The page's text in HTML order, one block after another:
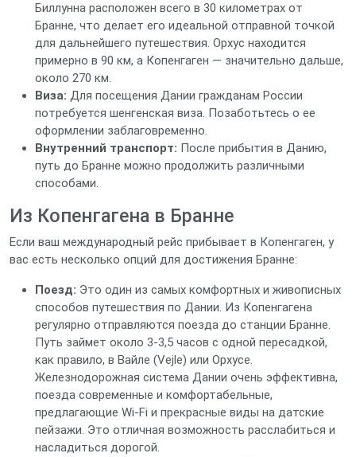
Биллунна расположен всего в 30 километрах от
Бранне, что делает его идеальной отправной точкой
для дальнейшего путешествия. Орхус находится
примерно в 90 км, а Копенгаген — значительно дальше,
около 270 км.
Виза: Для посещения Дании гражданам России
потребуется шенгенская виза. Позаботьтесь о ее
оформлении заблаговременно.
Внутренний транспорт: После прибытия в Данию,
путь до Бранне можно продолжить различными
способами.
Из Копенгагена в Бранне
Если ваш международный рейс прибывает в Копенгаген, у
вас есть несколько опций для достижения Бранне:
Поезд: Это один из самых комфортных и живописных
способов путешествия по Дании. Из Копенгагена
регулярно отправляются поезда до станции Бранне.
Путь займет около 3-3,5 часов с одной пересадкой,
как правило, в Вайле (Vejle) или Орхусе.
Железнодорожная система Дании очень эффективна,
поезда современные и комфортабельные,
предлагающие Wi-Fi и прекрасные виды на датские
пейзажи. Это отличная возможность расслабиться и
насладиться дорогой.